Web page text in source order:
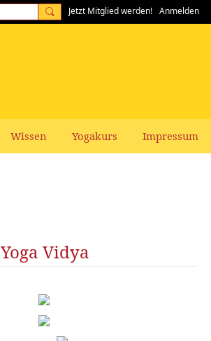
Jetzt Mitglied werden! Anmelden
Wissen Yogakurs Impressum
Yoga Vidya